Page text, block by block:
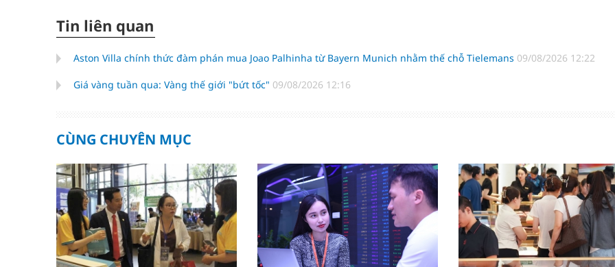
Tin liên quan
Aston Villa chính thức đàm phán mua Joao Palhinha từ Bayern Munich nhằm thế chỗ Tielemans 09/08/2026 12:22
Giá vàng tuần qua: Vàng thế giới "bứt tốc" 09/08/2026 12:16
CÙNG CHUYÊN MỤC